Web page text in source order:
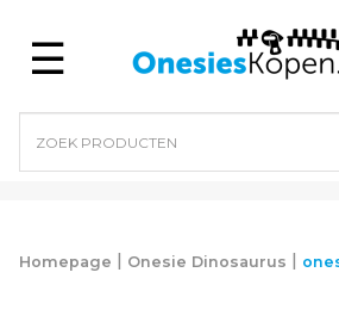
Menu
Homepage | Onesie Dinosaurus |